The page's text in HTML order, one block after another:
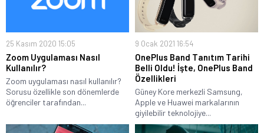
25 Kasım 2020 15:05
Zoom Uygulaması Nasıl
Kullanılır?
Zoom uygulaması nasıl kullanılır?
Sorusu özellikle son dönemlerde
öğrenciler tarafından...
9 Ocak 2021 16:54
OnePlus Band Tanıtım Tarihi
Belli Oldu! İşte, OnePlus Band
Özellikleri
Güney Kore merkezli Samsung,
Apple ve Huawei markalarının
giyilebilir teknolojiye...